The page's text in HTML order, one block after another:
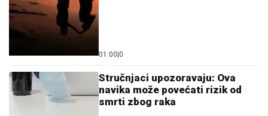
01:00 0
Stručnjaci upozoravaju: Ova
navika može povećati rizik od
smrti zbog raka